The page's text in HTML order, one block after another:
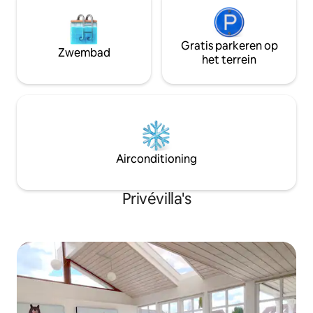
Zwembad
Gratis parkeren op
het terrein
Airconditioning
Privévilla's